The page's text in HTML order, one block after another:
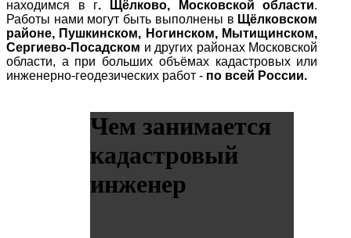
находимся в г. Щёлково, Московской области.
Работы нами могут быть выполнены в Щёлковском
районе, Пушкинском, Ногинском, Мытищинском,
Сергиево-Посадском и других районах Московской
области, а при больших объёмах кадастровых или
инженерно-геодезических работ - по всей России.
Чем занимается
кадастровый
инженер